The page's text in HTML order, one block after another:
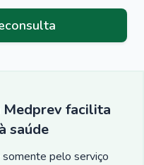
Medprev facilita
saúde
pelo serviço